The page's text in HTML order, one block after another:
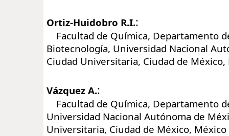
Ortiz-Huidobro R.I.:
Facultad de Química, Departamento
Biotecnología, Universidad Nacional
Ciudad Universitaria, Ciudad de México,
Vázquez A.:
Facultad de Química, Departamento
Universidad Nacional Autónoma de
Universitaria, Ciudad de México, México